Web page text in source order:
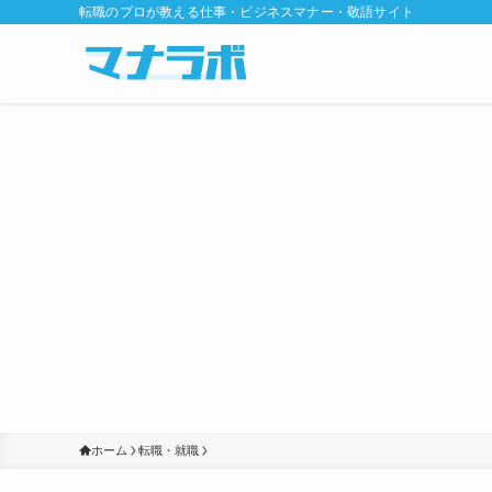
転職のプロが教える仕事・ビジネスマナー・敬語サイト
ホーム 転職・就職